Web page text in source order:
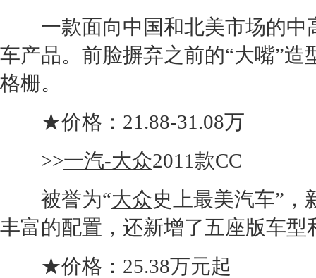
一款面向中国和北美市场的中
车产品。前脸摒弃之前的“大嘴”
格栅。
★价格：21.88-31.08万
>>一汽-大众2011款CC
被誉为“大众史上最美汽车”，
丰富的配置，还新增了五座版车
★价格：25.38万元起